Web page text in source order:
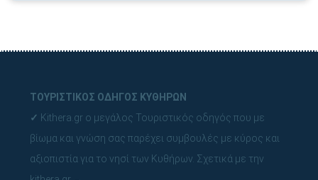
ΤΟΥΡΙΣΤΙΚΟΣ ΟΔΗΓΟΣ ΚΥΘΗΡΩΝ
✓ Kithera.gr ο μεγάλος Τουριστικός οδηγός που με
βίωμα και γνώση σας παρέχει συμβουλές με κύρος και
αξιοπιστία για το νησί των Κυθήρων. Σχετικά με την